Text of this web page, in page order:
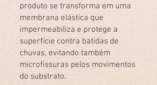
produto se transforma em uma
membrana elástica que
impermeabiliza e protege a
superfície contra batidas de
chuvas, evitando também
microfissuras pelos movimentos
do substrato.